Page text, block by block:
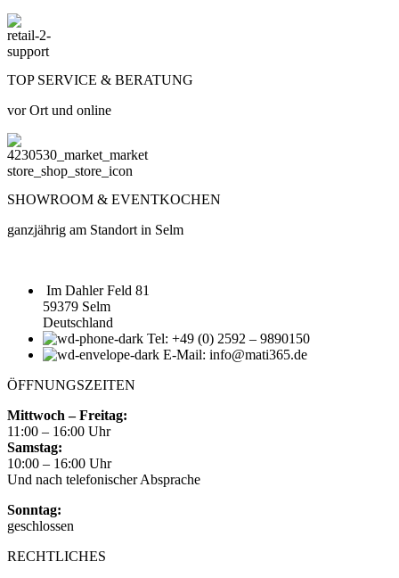
TOP SERVICE & BERATUNG
vor Ort und online
SHOWROOM & EVENTKOCHEN
ganzjährig am Standort in Selm
Im Dahler Feld 81
59379 Selm
Deutschland
Tel: +49 (0) 2592 – 9890150
E-Mail: info@mati365.de
ÖFFNUNGSZEITEN
Mittwoch – Freitag:
11:00 – 16:00 Uhr
Samstag:
10:00 – 16:00 Uhr
Und nach telefonischer Absprache
Sonntag:
geschlossen
RECHTLICHES